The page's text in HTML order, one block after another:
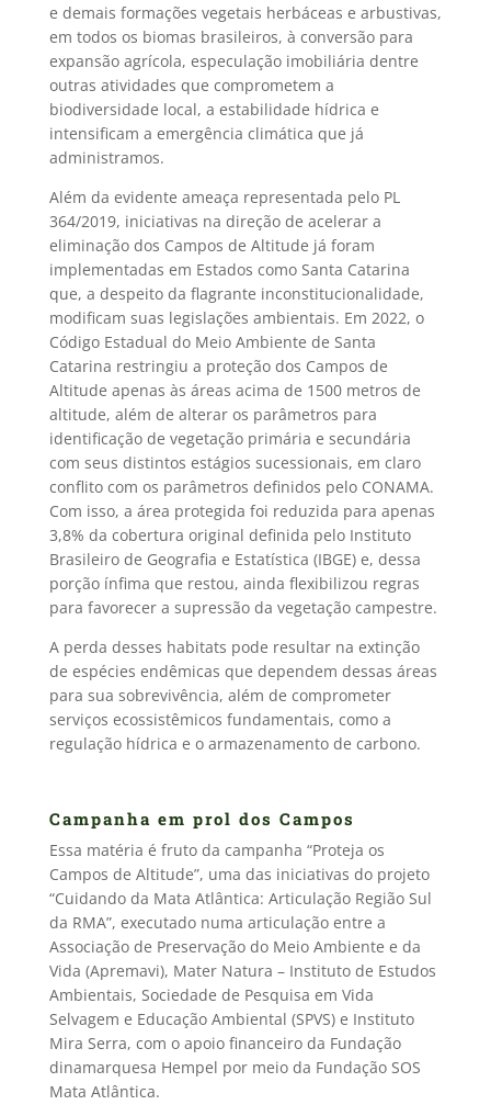
e demais formações vegetais herbáceas e arbustivas,
em todos os biomas brasileiros, à conversão para
expansão agrícola, especulação imobiliária dentre
outras atividades que comprometem a
biodiversidade local, a estabilidade hídrica e
intensificam a emergência climática que já
administramos.
Além da evidente ameaça representada pelo PL
364/2019, iniciativas na direção de acelerar a
eliminação dos Campos de Altitude já foram
implementadas em Estados como Santa Catarina
que, a despeito da flagrante inconstitucionalidade,
modificam suas legislações ambientais. Em 2022, o
Código Estadual do Meio Ambiente de Santa
Catarina restringiu a proteção dos Campos de
Altitude apenas às áreas acima de 1500 metros de
altitude, além de alterar os parâmetros para
identificação de vegetação primária e secundária
com seus distintos estágios sucessionais, em claro
conflito com os parâmetros definidos pelo CONAMA.
Com isso, a área protegida foi reduzida para apenas
3,8% da cobertura original definida pelo Instituto
Brasileiro de Geografia e Estatística (IBGE) e, dessa
porção ínfima que restou, ainda flexibilizou regras
para favorecer a supressão da vegetação campestre.
A perda desses habitats pode resultar na extinção
de espécies endêmicas que dependem dessas áreas
para sua sobrevivência, além de comprometer
serviços ecossistêmicos fundamentais, como a
regulação hídrica e o armazenamento de carbono.
Campanha em prol dos Campos
Essa matéria é fruto da campanha “Proteja os
Campos de Altitude”, uma das iniciativas do projeto
“Cuidando da Mata Atlântica: Articulação Região Sul
da RMA”, executado numa articulação entre a
Associação de Preservação do Meio Ambiente e da
Vida (Apremavi), Mater Natura – Instituto de Estudos
Ambientais, Sociedade de Pesquisa em Vida
Selvagem e Educação Ambiental (SPVS) e Instituto
Mira Serra, com o apoio financeiro da Fundação
dinamarquesa Hempel por meio da Fundação SOS
Mata Atlântica.